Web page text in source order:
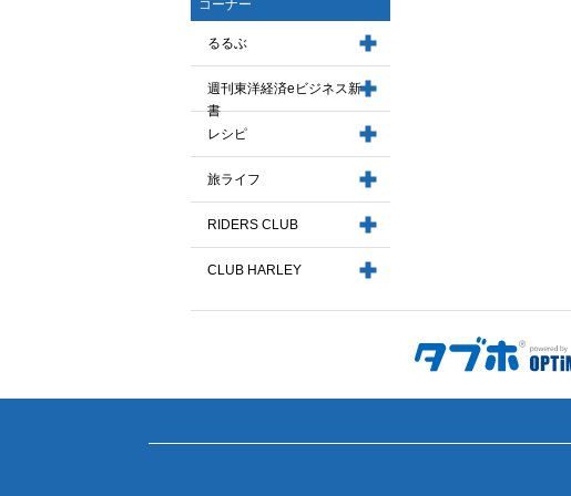
コーナー
るるぶ
週刊東洋経済eビジネス新
書
レシピ
旅ライフ
RIDERS CLUB
CLUB HARLEY